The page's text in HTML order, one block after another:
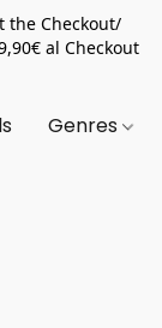
the Checkout/
al Checkout
Genres